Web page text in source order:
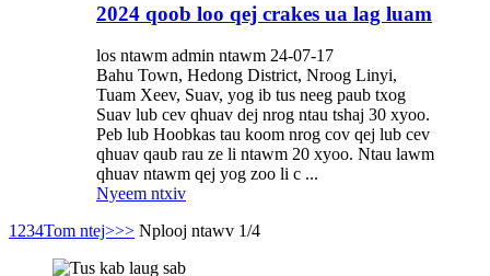
2024 qoob loo qej crakes ua lag luam
los ntawm admin ntawm 24-07-17
Bahu Town, Hedong District, Nroog Linyi,
Tuam Xeev, Suav, yog ib tus neeg paub txog
Suav lub cev qhuav dej nrog ntau tshaj 30 xyoo.
Peb lub Hoobkas tau koom nrog cov qej lub cev
qhuav qaub rau ze li ntawm 20 xyoo. Ntau lawm
qhuav ntawm qej yog zoo li c ...
Nyeem ntxiv
1 234Tom ntej>>> Nplooj ntawv 1/4